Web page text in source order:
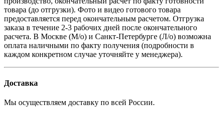
товара (до отгрузки). Фото и видео готового товара
предоставляется перед окончательным расчетом. Отгрузка
заказа в течение 2-3 рабочих дней после окончательного
расчета. В Москве (М/о) и Санкт-Петербурге (Л/о) возможна
оплата наличными по факту получения (подробности в
каждом конкретном случае уточняйте у менеджера).
Доставка
Мы осуществляем доставку по всей России.